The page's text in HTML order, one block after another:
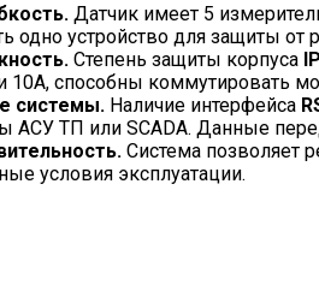
Датчик имеет 5
одно устройство для защиты от
Степень защиты корпуса
10А, способны коммутировать
системы. Наличие интерфейса
ТП или SCADA. Данные
Система позволяет
условия эксплуатации.